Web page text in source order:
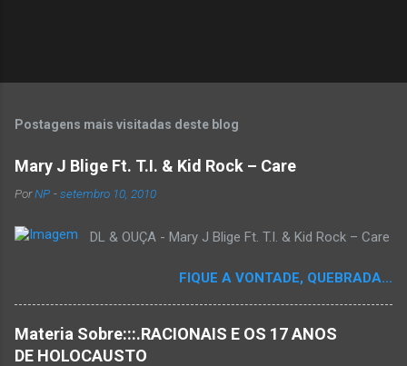
Postagens mais visitadas deste blog
Mary J Blige Ft. T.I. & Kid Rock – Care
PorNP -setembro 10, 2010
DL & OUÇA - Mary J Blige Ft. T.I. & Kid Rock – Care
FIQUE A VONTADE, QUEBRADA...
Materia Sobre:::.RACIONAIS E OS 17 ANOS
DE HOLOCAUSTO